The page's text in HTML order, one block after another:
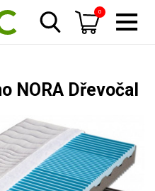
0
NORA Dřevočal